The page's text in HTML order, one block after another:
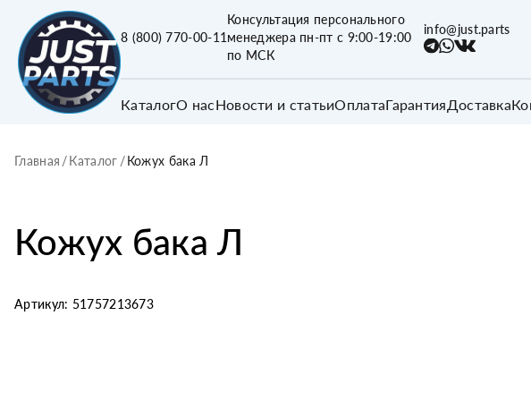
8 (800) 770-00-11
Консультация персонального
менеджера пн-пт с 9:00-19:00
по МСК
info@just.parts
КаталогО насНовости и статьиОплатаГарантия Доставка
Главная /Каталог /Кожух бака Л
Кожух бака Л
Артикул: 51757213673